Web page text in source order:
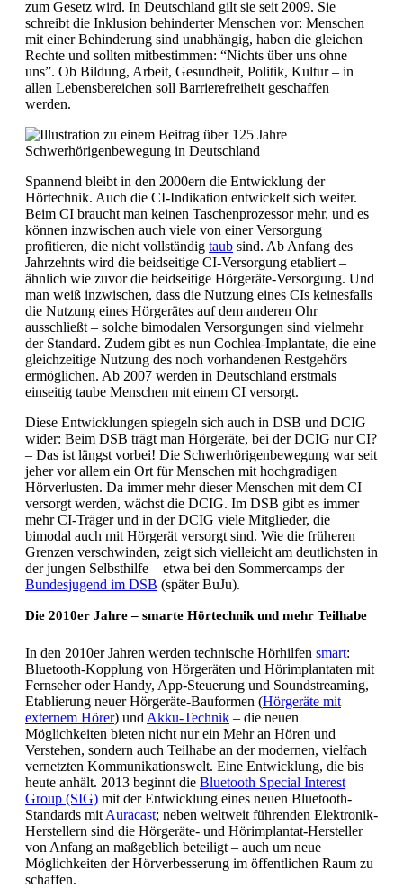
zum Gesetz wird. In Deutschland gilt sie seit 2009. Sie
schreibt die Inklusion behinderter Menschen vor: Menschen
mit einer Behinderung sind unabhängig, haben die gleichen
Rechte und sollten mitbestimmen: “Nichts über uns ohne
uns”. Ob Bildung, Arbeit, Gesundheit, Politik, Kultur – in
allen Lebensbereichen soll Barrierefreiheit geschaffen
werden.
Spannend bleibt in den 2000ern die Entwicklung der
Hörtechnik. Auch die CI-Indikation entwickelt sich weiter.
Beim CI braucht man keinen Taschenprozessor mehr, und es
können inzwischen auch viele von einer Versorgung
profitieren, die nicht vollständig taub sind. Ab Anfang des
Jahrzehnts wird die beidseitige CI-Versorgung etabliert –
ähnlich wie zuvor die beidseitige Hörgeräte-Versorgung. Und
man weiß inzwischen, dass die Nutzung eines CIs keinesfalls
die Nutzung eines Hörgerätes auf dem anderen Ohr
ausschließt – solche bimodalen Versorgungen sind vielmehr
der Standard. Zudem gibt es nun Cochlea-Implantate, die eine
gleichzeitige Nutzung des noch vorhandenen Restgehörs
ermöglichen. Ab 2007 werden in Deutschland erstmals
einseitig taube Menschen mit einem CI versorgt.
Diese Entwicklungen spiegeln sich auch in DSB und DCIG
wider: Beim DSB trägt man Hörgeräte, bei der DCIG nur CI?
– Das ist längst vorbei! Die Schwerhörigenbewegung war seit
jeher vor allem ein Ort für Menschen mit hochgradigen
Hörverlusten. Da immer mehr dieser Menschen mit dem CI
versorgt werden, wächst die DCIG. Im DSB gibt es immer
mehr CI-Träger und in der DCIG viele Mitglieder, die
bimodal auch mit Hörgerät versorgt sind. Wie die früheren
Grenzen verschwinden, zeigt sich vielleicht am deutlichsten in
der jungen Selbsthilfe – etwa bei den Sommercamps der
Bundesjugend im DSB (später BuJu).
Die 2010er Jahre – smarte Hörtechnik und mehr Teilhabe
In den 2010er Jahren werden technische Hörhilfen smart:
Bluetooth-Kopplung von Hörgeräten und Hörimplantaten mit
Fernseher oder Handy, App-Steuerung und Soundstreaming,
Etablierung neuer Hörgeräte-Bauformen (Hörgeräte mit
externem Hörer) und Akku-Technik – die neuen
Möglichkeiten bieten nicht nur ein Mehr an Hören und
Verstehen, sondern auch Teilhabe an der modernen, vielfach
vernetzten Kommunikationswelt. Eine Entwicklung, die bis
heute anhält. 2013 beginnt die Bluetooth Special Interest
Group (SIG) mit der Entwicklung eines neuen Bluetooth-
Standards mit Auracast; neben weltweit führenden Elektronik-
Herstellern sind die Hörgeräte- und Hörimplantat-Hersteller
von Anfang an maßgeblich beteiligt – auch um neue
Möglichkeiten der Hörverbesserung im öffentlichen Raum zu
schaffen.